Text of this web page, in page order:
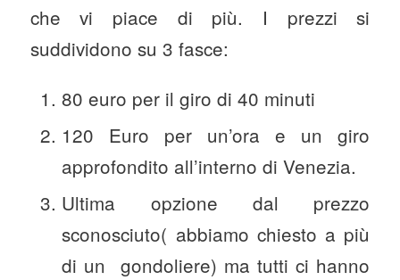
che vi piace di più. I prezzi si
suddividono su 3 fasce:
80 euro per il giro di 40 minuti
120 Euro per un’ora e un giro
approfondito all’interno di Venezia.
Ultima opzione dal prezzo
sconosciuto( abbiamo chiesto a più
di un gondoliere) ma tutti ci hanno